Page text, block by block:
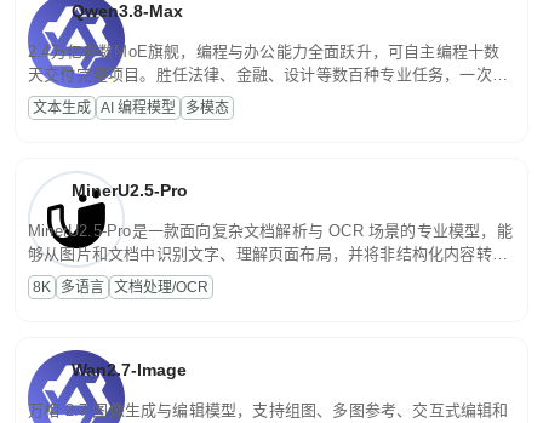
Qwen3.8-Max
2.4万亿参数MoE旗舰，编程与办公能力全面跃升，可自主编程十数
天交付完整项目。胜任法律、金融、设计等数百种专业任务，一次对
话端到端交付生产级成果。原生视觉理解贯穿规划、执行与验证全流
程，支持超长文档与长视频的深度语义解析。长程任务中自主规划与
文本生成 AI 编程模型 多模态
MinerU2.5-Pro
MinerU2.5-Pro是一款面向复杂文档解析与 OCR 场景的专业模型，能
够从图片和文档中识别文字、理解页面布局，并将非结构化内容转换
为便于存储、检索和二次处理的结构化结果。
8K 多语言 文档处理/OCR
Wan2.7-Image
万相 2.7 图像生成与编辑模型，支持组图、多图参考、交互式编辑和